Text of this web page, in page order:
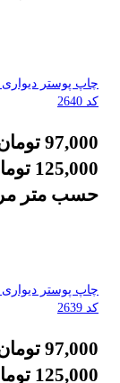
چاپ پوستر
کد 2640
97,000
125,000
حسب متر
چاپ پوستر
کد 2639
97,000
125,000